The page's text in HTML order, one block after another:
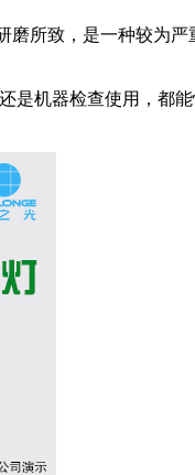
所致，是一种较为严
是机器检查使用，都